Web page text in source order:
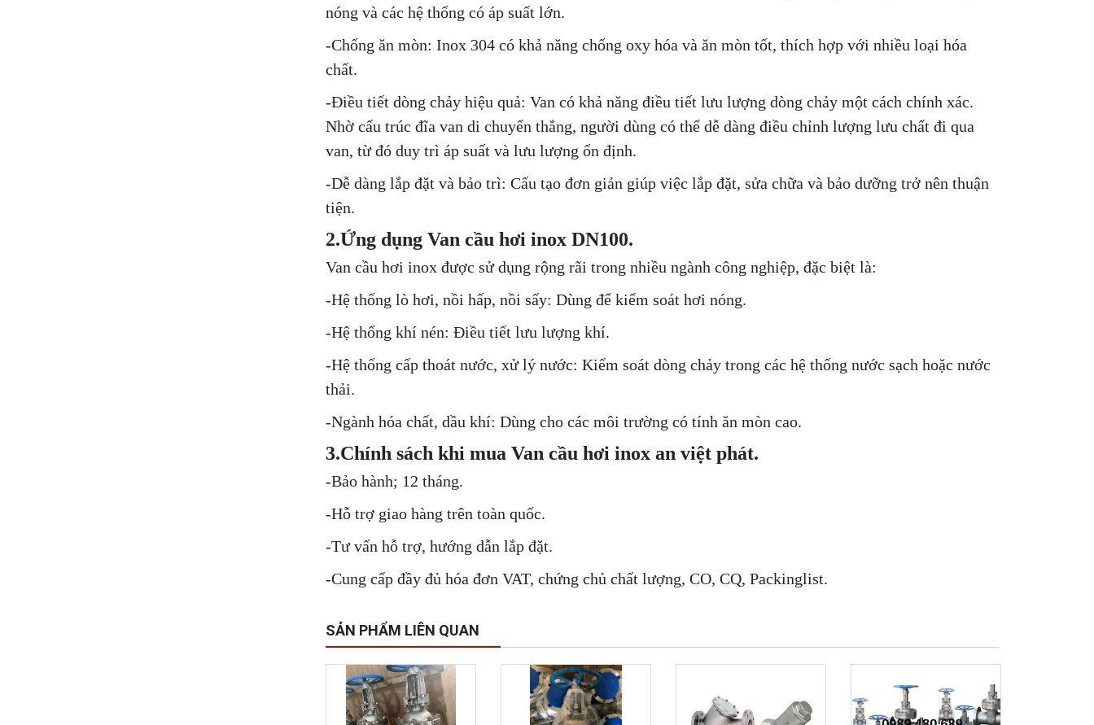
nóng và các hệ thống có áp suất lớn.
-Chống ăn mòn: Inox 304 có khả năng chống oxy hóa và ăn mòn tốt, thích hợp với nhiều loại hóa
chất.
-Điều tiết dòng chảy hiệu quả: Van có khả năng điều tiết lưu lượng dòng chảy một cách chính xác.
Nhờ cấu trúc đĩa van di chuyển thẳng, người dùng có thể dễ dàng điều chỉnh lượng lưu chất đi qua
van, từ đó duy trì áp suất và lưu lượng ổn định.
-Dễ dàng lắp đặt và bảo trì: Cấu tạo đơn giản giúp việc lắp đặt, sửa chữa và bảo dưỡng trở nên thuận
tiện.
2.Ứng dụng Van cầu hơi inox DN100.
Van cầu hơi inox được sử dụng rộng rãi trong nhiều ngành công nghiệp, đặc biệt là:
-Hệ thống lò hơi, nồi hấp, nồi sấy: Dùng để kiểm soát hơi nóng.
-Hệ thống khí nén: Điều tiết lưu lượng khí.
-Hệ thống cấp thoát nước, xử lý nước: Kiểm soát dòng chảy trong các hệ thống nước sạch hoặc nước
thải.
-Ngành hóa chất, dầu khí: Dùng cho các môi trường có tính ăn mòn cao.
3.Chính sách khi mua Van cầu hơi inox an việt phát.
-Bảo hành; 12 tháng.
-Hỗ trợ giao hàng trên toàn quốc.
-Tư vấn hỗ trợ, hướng dẫn lắp đặt.
-Cung cấp đầy đủ hóa đơn VAT, chứng chủ chất lượng, CO, CQ, Packinglist.
SẢN PHẨM LIÊN QUAN